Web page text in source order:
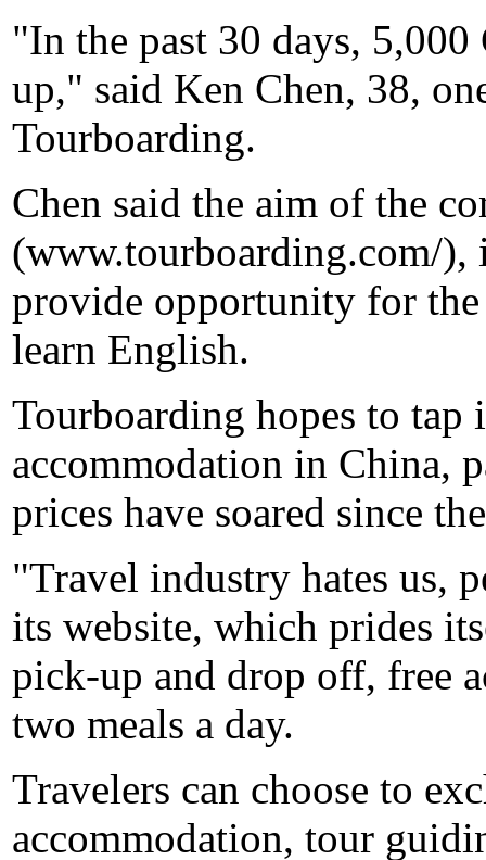
"In the past 30 days,
up," said Ken Chen, 38,
Tourboarding.
Chen said the aim of the
(www.tourboarding.com/),
provide opportunity for
learn English.
Tourboarding hopes to tap
accommodation in China,
prices have soared since
"Travel industry hates us,
its website, which prides
pick-up and drop off, free
two meals a day.
Travelers can choose to
accommodation, tour